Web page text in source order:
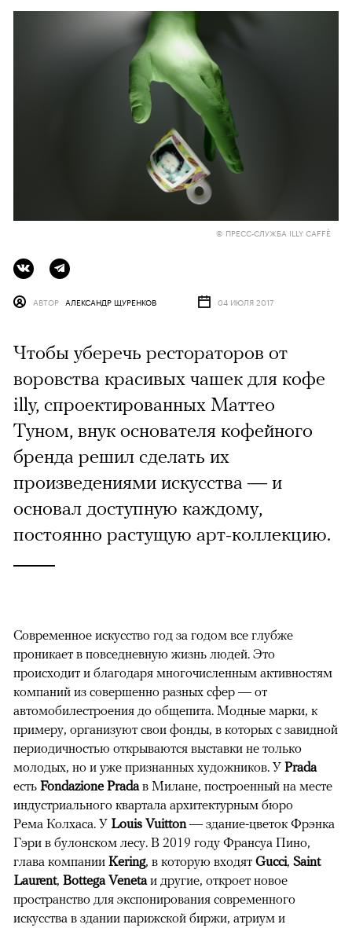
© ПРЕСС-СЛУЖБА ILLY CAFFÈ
АВТОР АЛЕКСАНДР ЩУРЕНКОВ 04 ИЮЛЯ 2017
Чтобы уберечь рестораторов от
воровства красивых чашек для кофе
illy, спроектированных Маттео
Туном, внук основателя кофейного
бренда решил сделать их
произведениями искусства — и
основал доступную каждому,
постоянно растущую арт-коллекцию.
Современное искусство год за годом все глубже
проникает в повседневную жизнь людей. Это
происходит и благодаря многочисленным активностям
компаний из совершенно разных сфер — от
автомобилестроения до общепита. Модные марки, к
примеру, организуют свои фонды, в которых с завидной
периодичностью открываются выставки не только
молодых, но и уже признанных художников. У Prada
есть Fondazione Pradaв Милане, построенный на месте
индустриального квартала архитектурным бюро
Рема Колхаса. У Louis Vuitton— здание-цветок Фрэнка
Гэри в булонском лесу. В 2019 году Франсуа Пино,
глава компании Kering, в которую входят Gucci, Saint
Laurent, Bottega Venetaи другие, откроет новое
пространство для экспонирования современного
искусства в здании парижской биржи, атриум и